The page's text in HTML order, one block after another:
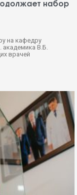
набор
на кафедру
академика В.Б.
врачей